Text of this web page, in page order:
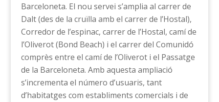
Barceloneta. El nou servei s’amplia al carrer de
Dalt (des de la cruïlla amb el carrer de l’Hostal),
Corredor de l’espinac, carrer de l’Hostal, camí de
l’Oliverot (Bond Beach) i el carrer del Comunidó
comprès entre el camí de l’Oliverot i el Passatge
de la Barceloneta. Amb aquesta ampliació
s’incrementa el número d’usuaris, tant
d’habitatges com establiments comercials i de